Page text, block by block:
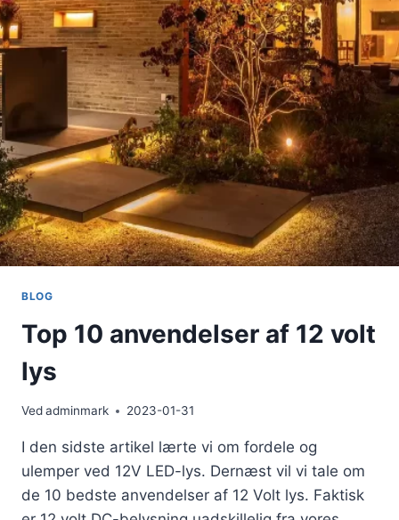
BLOG
Top 10 anvendelser af 12 volt
lys
Vedadminmark 2023-01-31
I den sidste artikel lærte vi om fordele og
ulemper ved 12V LED-lys. Dernæst vil vi tale om
de 10 bedste anvendelser af 12 Volt lys. Faktisk